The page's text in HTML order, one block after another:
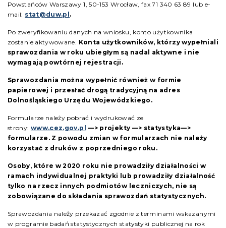
Powstańców Warszawy 1, 50-153 Wrocław, fax 71 340 63 89 lub e-
mail: stat@duw.pl .
Po zweryfikowaniu danych na wniosku, konto użytkownika
zostanie aktywowane. Konta użytkowników, którzy wypełniali
sprawozdania w roku ubiegłym są nadal aktywne i nie
wymagają powtórnej rejestracji.
Sprawozdania można wypełnić również w formie
papierowej i przesłać drogą tradycyjną na adres
Dolnośląskiego Urzędu Wojewódzkiego.
Formularze należy pobrać i wydrukować ze
strony: www.cez.gov.pl —> projekty —> statystyka—>
formularze. Z powodu zmian w formularzach nie należy
korzystać z druków z poprzedniego roku .
Osoby, które w 2020 roku nie prowadziły działalności w
ramach indywidualnej praktyki lub prowadziły działalność
tylko na rzecz innych podmiotów leczniczych, nie są
zobowiązane do składania sprawozdań statystycznych.
Sprawozdania należy przekazać zgodnie z terminami wskazanymi
w programie badań statystycznych statystyki publicznej na rok